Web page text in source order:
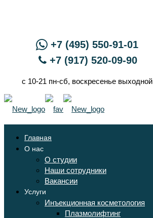
+7 (495) 550-91-01
+7 (917) 520-09-90
с 10-21 пн-сб, воскресенье выходной
Главная
О нас
О студии
Наши сотрудники
Вакансии
Услуги
Инъекционная косметология
Плазмолифтинг